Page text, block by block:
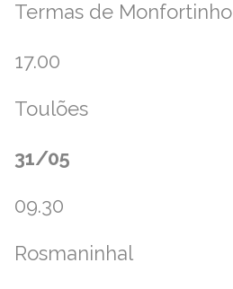
Termas de Monfortinho
17.00
Toulões
31/05
09.30
Rosmaninhal